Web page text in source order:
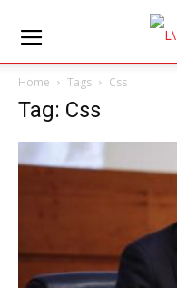
Home Tags Css
Tag: Css